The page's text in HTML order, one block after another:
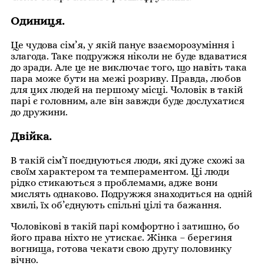
Одиниця.
Це чудова сім’я, у якій панує взаєморозуміння і
злагода. Таке подружжя ніколи не буде вдаватися
до зради. Але це не виключає того, що навіть така
пара може бути на межі розриву. Правда, любов
для цих людей на першому місці. Чоловік в такій
парі є головним, але він завжди буде дослухатися
до дружини.
Двійка.
В такій сім’ї поєднуються люди, які дуже схожі за
своїм характером та темпераментом. Ці люди
рідко стикаються з проблемами, адже вони
мислять однаково. Подружжя знаходиться на одній
хвилі, їх об’єднують спільні цілі та бажання.
Чоловікові в такій парі комфортно і затишно, бо
його права ніхто не утискає. Жінка – берегиня
вогнища, готова чекати свою другу половинку
вічно.